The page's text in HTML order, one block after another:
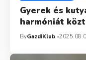
Gyerek és
harmóniát
ByGazdiKlub